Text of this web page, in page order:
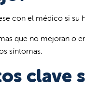
con el médico si su
que no mejoran o
síntomas.
clave